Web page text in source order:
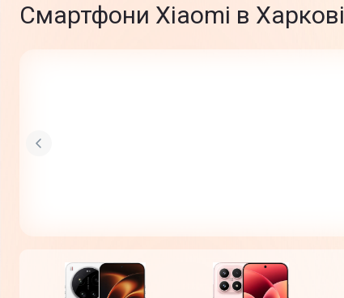
Смартфони Xiaomi в Харкові